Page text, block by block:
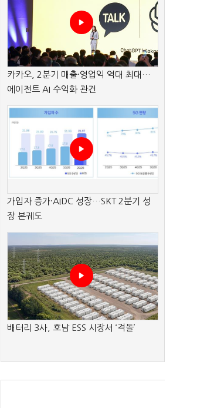
카카오, 2분기 매출·영업익 역대 최대…
에이전트 AI 수익화 관건
가입자 증가·AIDC 성장…SKT 2분기 성
장 본궤도
배터리 3사, 호남 ESS 시장서 ‘격돌’